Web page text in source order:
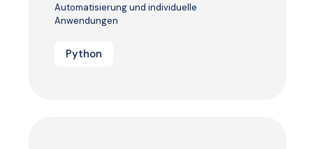
Automatisierung und individuelle
Anwendungen
Python